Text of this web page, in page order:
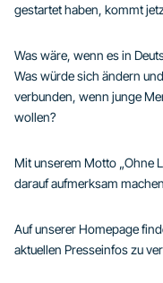
gestartet haben, kommt
Was wäre, wenn es in
Was würde sich ändern
verbunden, wenn junge
wollen?
Mit unserem Motto „Ohne
darauf aufmerksam
Auf unserer Homepage
aktuellen Presseinfos zu